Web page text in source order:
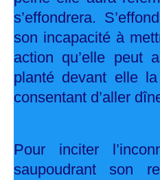
s’effondrera.
son incapacité à
action qu’elle peut
planté devant elle
consentant d’aller
Pour inciter
saupoudrant son